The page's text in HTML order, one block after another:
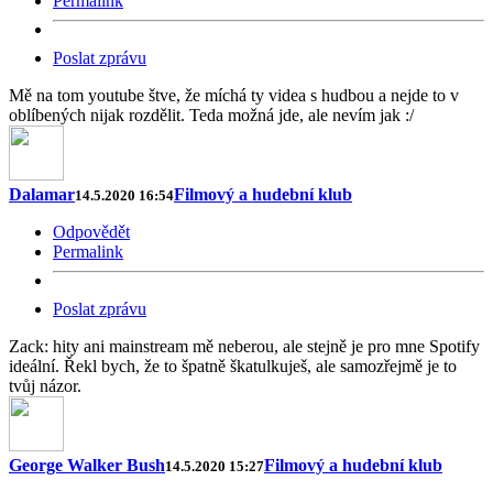
Poslat zprávu
Mě na tom youtube štve, že míchá ty videa s hudbou a nejde to v
oblíbených nijak rozdělit. Teda možná jde, ale nevím jak :/
Dalamar14.5.2020 16:54Filmový a hudební klub
Odpovědět
Permalink
Poslat zprávu
Zack: hity ani mainstream mě neberou, ale stejně je pro mne Spotify
ideální. Řekl bych, že to špatně škatulkuješ, ale samozřejmě je to
tvůj názor.
George Walker Bush14.5.2020 15:27Filmový a hudební klub